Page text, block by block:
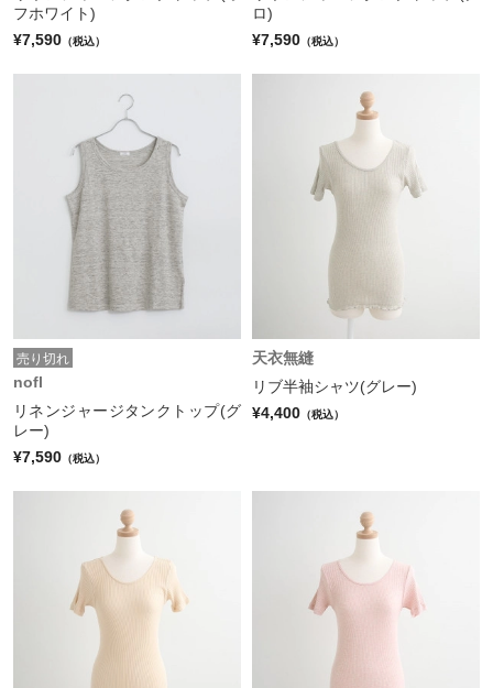
フホワイト)
¥7,590 （税込）
ロ)
¥7,590 （税込）
売り切れ
nofl
リネンジャージタンクトップ(グ
レー)
¥7,590 （税込）
天衣無縫
リブ半袖シャツ(グレー)
¥4,400 （税込）